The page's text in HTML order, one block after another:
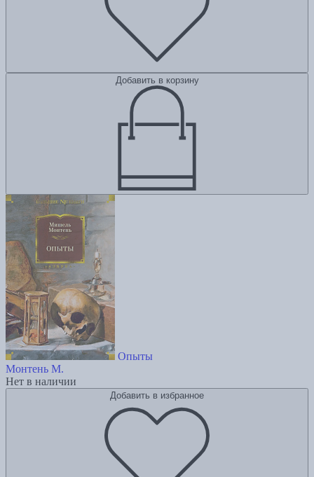
Добавить в корзину
Опыты
Монтень М.
Нет в наличии
Добавить в избранное